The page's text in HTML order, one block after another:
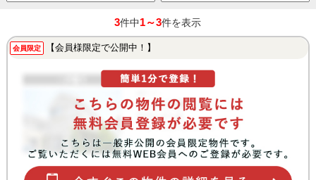
3件中1～3件を表示
会員限定 【会員様限定で公開中！】